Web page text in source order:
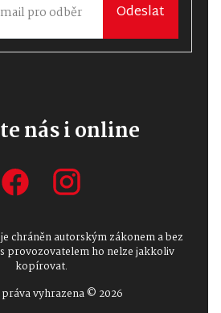
Odeslat
nás i online
chráněn autorským zákonem a bez
provozovatelem ho nelze jakkoliv
kopírovat.
práva vyhrazena © 2026